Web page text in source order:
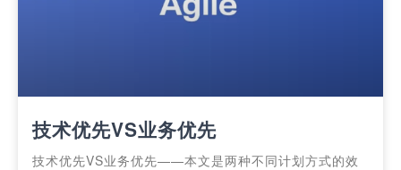
技术优先VS业务优先
技术优先VS业务优先——本文是两种不同计划方式的效